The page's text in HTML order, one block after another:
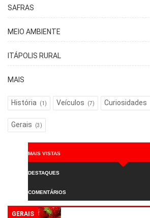
SAFRAS
MEIO AMBIENTE
ITÁPOLIS RURAL
MAIS
História (1) Veículos (7) Curiosidades
Gerais (3)
MAIS VISTAS
DESTAQUES
COMENTÁRIOS
GERAIS